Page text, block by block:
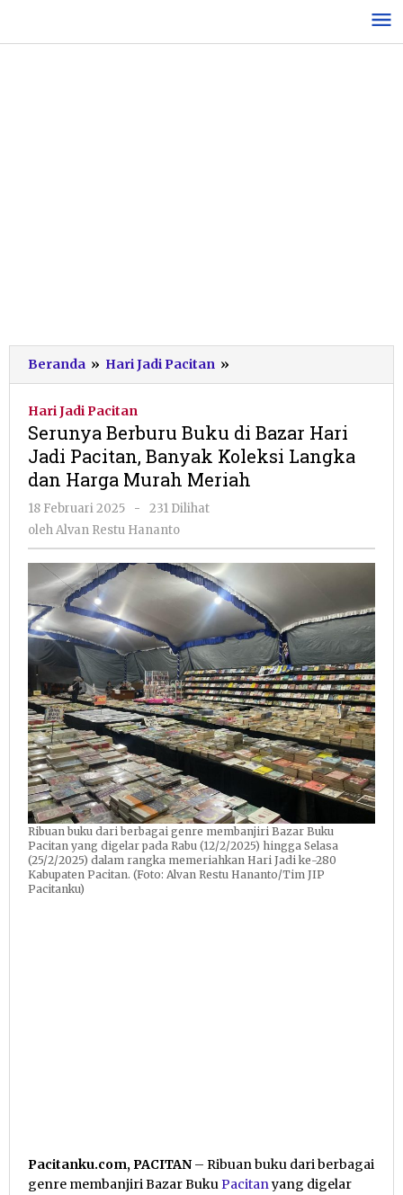
konten
Beranda » Hari Jadi Pacitan »
Berburu
Bazar
Hari
Jadi
Langka
Harga
Murah
Meriah
Hari Jadi Pacitan
Serunya Berburu Buku di Bazar Hari
Jadi Pacitan, Banyak Koleksi Langka
dan Harga Murah Meriah
18 Februari 2025
oleh
Alvan
-
231 Dilihat
olehAlvan Restu Hananto
Ribuan buku dari berbagai genre membanjiri Bazar Buku
Pacitan yang digelar pada Rabu (12/2/2025) hingga Selasa
(25/2/2025) dalam rangka memeriahkan Hari Jadi ke-280
Kabupaten Pacitan. (Foto: Alvan Restu Hananto/Tim JIP
Pacitanku)
Pacitanku.com, PACITAN – Ribuan buku dari berbagai
genre membanjiri Bazar BukuPacitanyang digelar